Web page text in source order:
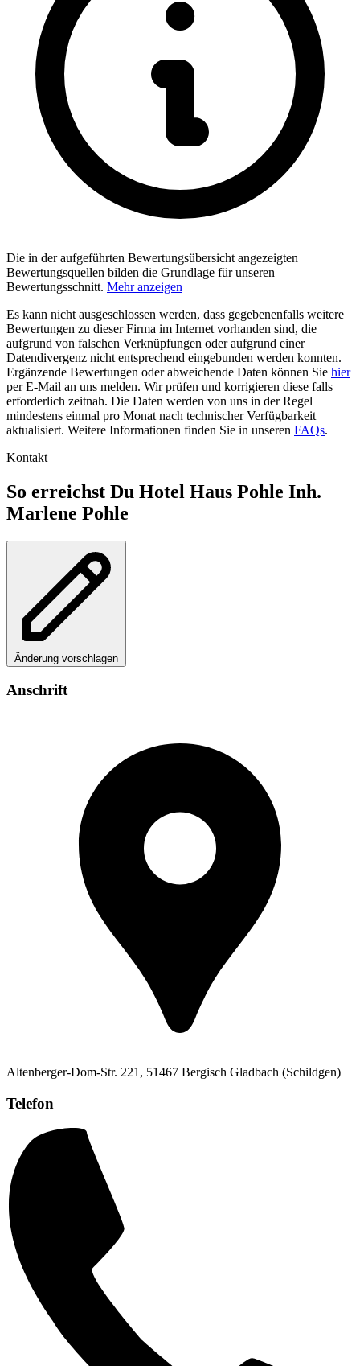
Die in der aufgeführten Bewertungsübersicht angezeigten
Bewertungsquellen bilden die Grundlage für unseren
Bewertungsschnitt. Mehr anzeigen
Es kann nicht ausgeschlossen werden, dass gegebenenfalls weitere
Bewertungen zu dieser Firma im Internet vorhanden sind, die
aufgrund von falschen Verknüpfungen oder aufgrund einer
Datendivergenz nicht entsprechend eingebunden werden konnten.
Ergänzende Bewertungen oder abweichende Daten können Sie hier
per E-Mail an uns melden. Wir prüfen und korrigieren diese falls
erforderlich zeitnah. Die Daten werden von uns in der Regel
mindestens einmal pro Monat nach technischer Verfügbarkeit
aktualisiert. Weitere Informationen finden Sie in unseren FAQs.
Kontakt
So erreichst Du Hotel Haus Pohle Inh.
Marlene Pohle
Änderung vorschlagen
Anschrift
Altenberger-Dom-Str. 221, 51467 Bergisch Gladbach (Schildgen)
Telefon